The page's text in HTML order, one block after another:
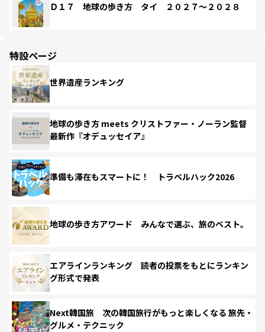
Ｄ１７ 地球の歩き方 タイ ２０２７～２０２８
特設ページ
世界遺産ランキング
地球の歩き方 meets クリストファー・ノーラン監督
最新作『オデュッセイア』
準備も滞在もスマートに！ トラベルハック2026
地球の歩き方アワード みんなで選ぶ、旅のベスト。
エアラインランキング 読者の投票をもとにランキン
グ形式で発表
Next韓国旅 次の韓国旅行がもっと楽しくなる 旅先・
グルメ・テクニック